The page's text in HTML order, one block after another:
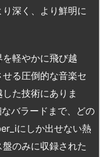
深く、より鮮明に
軽やかに飛び越
る圧倒的な音楽セ
た技術にありま
バラードまで、どの
にしか出せない熱
のみに収録された